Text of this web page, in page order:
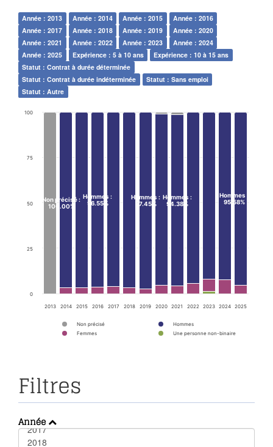
Année : 2013 Année : 2014 Année : 2015
Année : 2016
Année : 2017
Année : 2018 Année : 2019
Année : 2020
Année : 2021
Année : 2022 Année : 2023
Année : 2024
Année : 2025
Expérience : 5 à 10 ans
Expérience : 10 à 15 ans
Statut : Contrat à durée déterminée
Statut : Contrat à durée indéterminée
Statut : Sans emploi
Statut : Autre
Non précisé
Hommes
Femmes
Une personne non-binaire
2013 2014 2015 2016 2017 2018 2019 2020 2021 2022 2023 2024 2025
0
25
50
75
100
Non précisé:
100.00%
Hommes :
96.55%
Hommes :
97.45%
Hommes :
94.38%
Hommes
95.58%
Filtres
Année